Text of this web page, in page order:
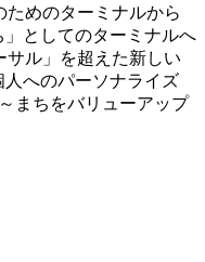
ためのターミナルから
としてのターミナルへ
サル」を超えた新しい
へのパーソナライズ
まちをバリューアップ